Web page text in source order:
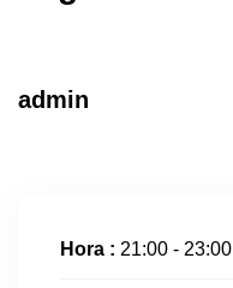
admin
Hora : 21:00 - 23:00